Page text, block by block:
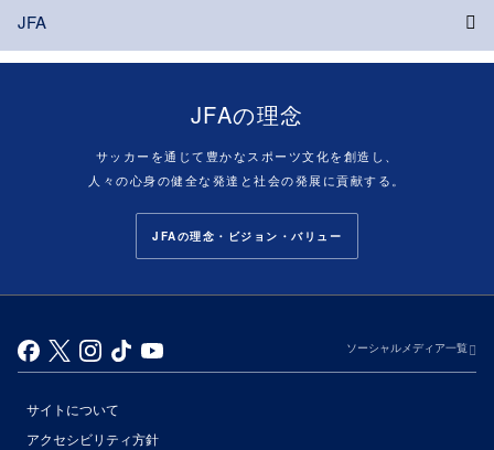
JFA
JFAの理念
サッカーを通じて豊かなスポーツ文化を創造し、
人々の心身の健全な発達と社会の発展に貢献する。
JFAの理念・ビジョン・バリュー
ソーシャルメディア一覧
サイトについて
アクセシビリティ方針